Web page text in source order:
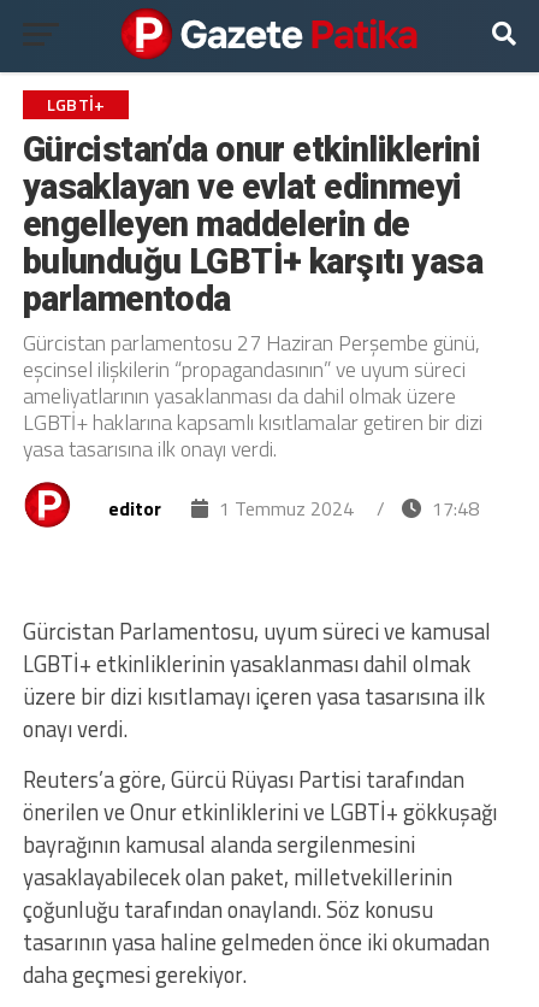
LGBTİ+
Gürcistan’da onur etkinliklerini
yasaklayan ve evlat edinmeyi
engelleyen maddelerin de
bulunduğu LGBTİ+ karşıtı yasa
parlamentoda
Gürcistan parlamentosu 27 Haziran Perşembe günü,
eşcinsel ilişkilerin “propagandasının” ve uyum süreci
ameliyatlarının yasaklanması da dahil olmak üzere
LGBTİ+ haklarına kapsamlı kısıtlamalar getiren bir dizi
yasa tasarısına ilk onayı verdi.
editor 1 Temmuz 2024 / 17:48
Gürcistan Parlamentosu, uyum süreci ve kamusal
LGBTİ+ etkinliklerinin yasaklanması dahil olmak
üzere bir dizi kısıtlamayı içeren yasa tasarısına ilk
onayı verdi.
Reuters’a göre, Gürcü Rüyası Partisi tarafından
önerilen ve Onur etkinliklerini ve LGBTİ+ gökkuşağı
bayrağının kamusal alanda sergilenmesini
yasaklayabilecek olan paket, milletvekillerinin
çoğunluğu tarafından onaylandı. Söz konusu
tasarının yasa haline gelmeden önce iki okumadan
daha geçmesi gerekiyor.